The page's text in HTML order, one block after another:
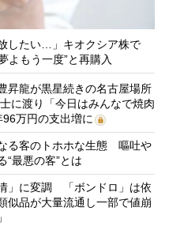
したい…」キオクシア株で
よもう一度”と再購入
昇龍が黒星続きの名古屋場所
に渡り「今日はみんなで焼肉
万円の支出増に
る客のトホホな生態 嘔吐や
“最悪の客”とは
」に変調 「ボンドロ」は依
似品が大量流通し一部で値崩